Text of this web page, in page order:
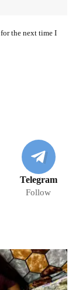
the next time I
Telegram
Follow